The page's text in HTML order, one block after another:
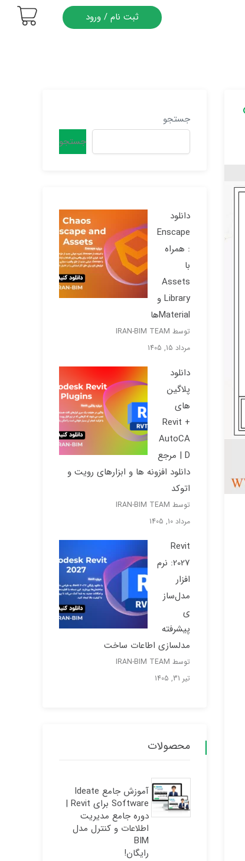
ثبت نام / ورود
جستجو
جستجو
دانلود
Enscape
: همراه
با
Assets
Library و
Materialها
توسط IRAN-BIM TEAM
مرداد 15, 1405
دانلود
پلاگین
های
Revit +
AutoCA
D | مرجع
دانلود افزونه ها و ابزارهای رویت و
اتوکد
توسط IRAN-BIM TEAM
مرداد 10, 1405
Revit
2027: نرم
افزار
مدل‌ساز
ی
پیشرفته
مدلسازی اطاعات ساخت
توسط IRAN-BIM TEAM
تیر 31, 1405
محصولات
آموزش جامع Ideate
Software برای Revit |
دوره جامع مدیریت
اطلاعات و کنترل مدل
BIM
رایگان!